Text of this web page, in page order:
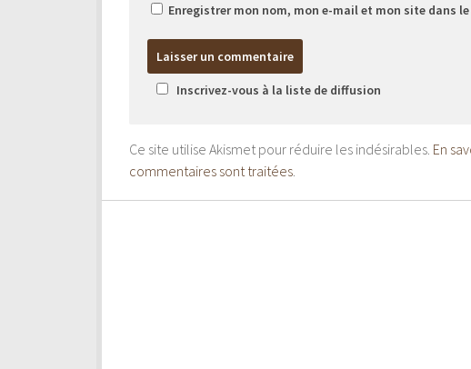
Enregistrer mon nom, mon e-mail et mon site dans
Inscrivez-vous à la liste de diffusion
Ce site utilise Akismet pour réduire les indésirables. En
commentaires sont traitées